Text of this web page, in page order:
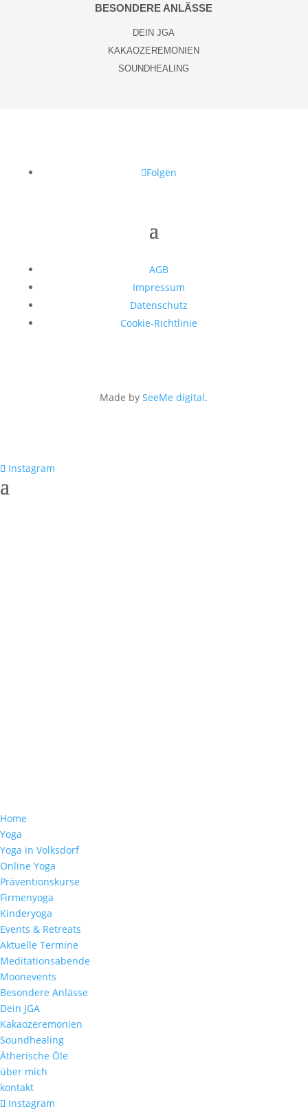
BESONDERE ANLÄSSE
DEIN JGA
KAKAOZEREMONIEN
SOUNDHEALING
Folgen
AGB
Impressum
Datenschutz
Cookie-Richtlinie
Made bySeeMe digital.
Instagram
Home
Yoga
Yoga in Volksdorf
Online Yoga
Präventionskurse
Firmenyoga
Kinderyoga
Events & Retreats
Aktuelle Termine
Meditationsabende
Moonevents
Besondere Anlässe
Dein JGA
Kakaozeremonien
Soundhealing
Ätherische Öle
über mich
kontakt
Instagram